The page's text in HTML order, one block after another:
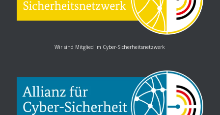
Wir sind Mitglied im Cyber-Sicherheitsnetzwerk